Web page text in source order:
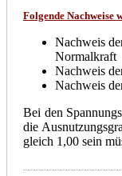
Folgende Nachweise
Nachweis
Normalkraft
Nachweis
Nachweis
Bei den
die
gleich 1,00 sein